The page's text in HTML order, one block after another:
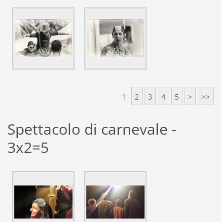
1 2 3 4 5 > >>
Spettacolo di carnevale -
3x2=5